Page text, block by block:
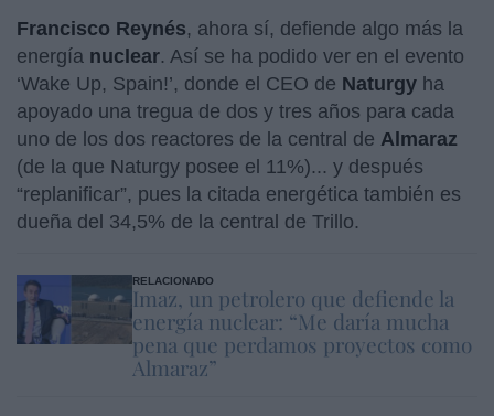
Francisco Reynés, ahora sí, defiende algo más la
energía nuclear. Así se ha podido ver en el evento
‘Wake Up, Spain!’, donde el CEO de Naturgy ha
apoyado una tregua de dos y tres años para cada
uno de los dos reactores de la central de Almaraz
(de la que Naturgy posee el 11%)... y después
“replanificar”, pues la citada energética también es
dueña del 34,5% de la central de Trillo.
RELACIONADO
Imaz, un petrolero que defiende la
energía nuclear: “Me daría mucha
pena que perdamos proyectos como
Almaraz”